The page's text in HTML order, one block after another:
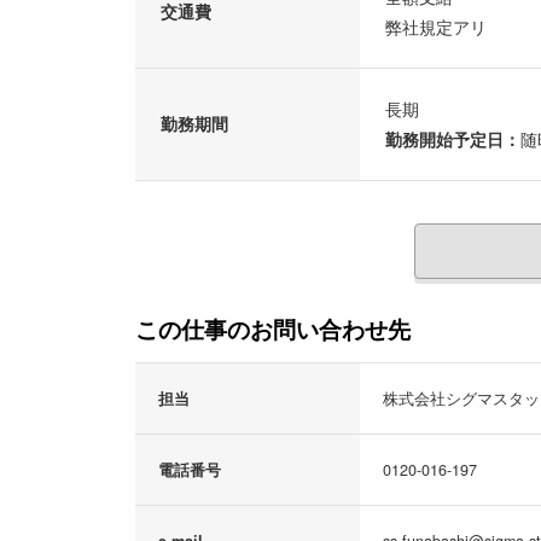
交通費
弊社規定アリ
勤務期間
長期
勤務開始予定日：
この仕事のお問い合わせ先
担当 株式会社シグマス
電話番号 0120-016-197